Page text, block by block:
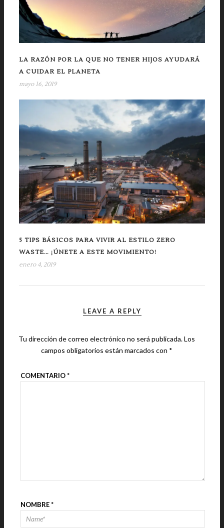
LA RAZÓN POR LA QUE NO TENER HIJOS AYUDARÁ
A CUIDAR EL PLANETA
mayo 16, 2019
5 TIPS BÁSICOS PARA VIVIR AL ESTILO ZERO
WASTE… ¡ÚNETE A ESTE MOVIMIENTO!
enero 4, 2019
LEAVE A REPLY
Tu dirección de correo electrónico no será publicada.Los
campos obligatorios están marcados con *
COMENTARIO*
NOMBRE*